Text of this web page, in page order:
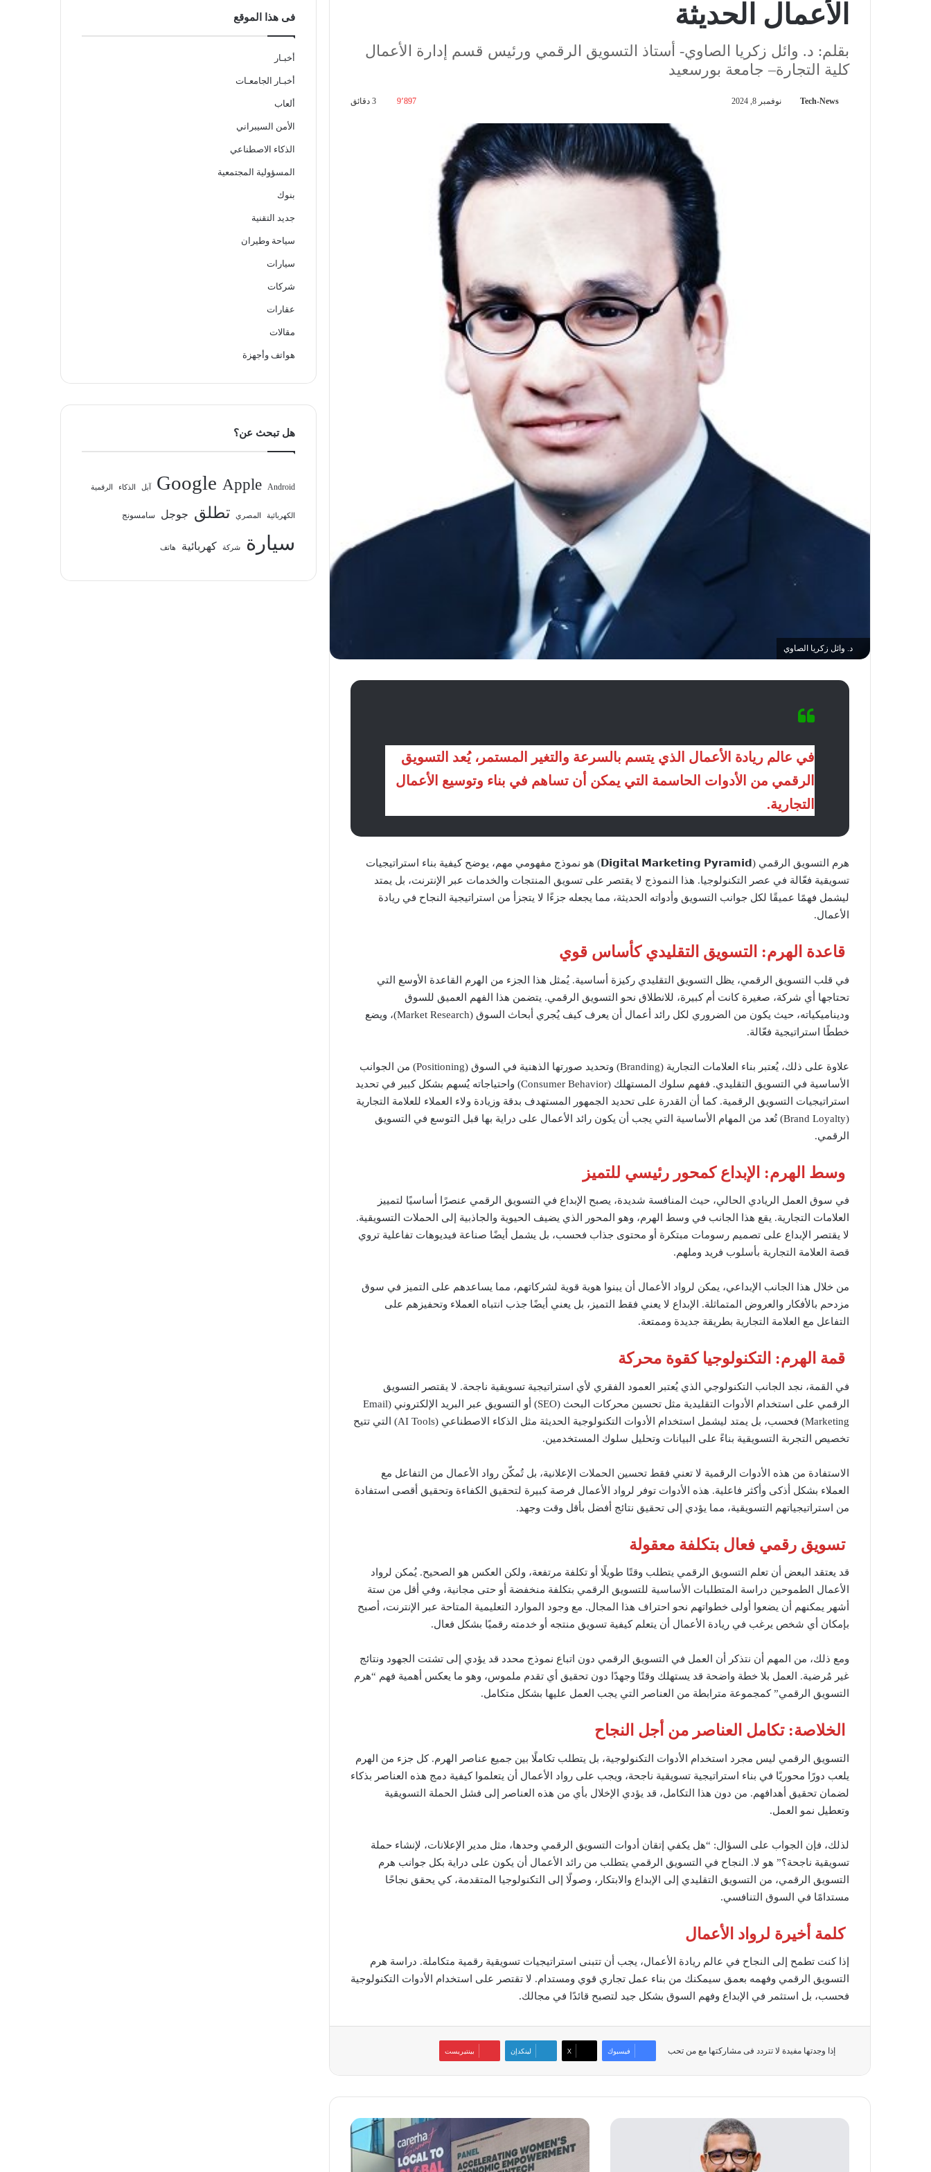
الأعمال الحديثة
بقلم: د. وائل زكريا الصاوي- أستاذ التسويق الرقمي ورئيس قسم إدارة الأعمال
كلية التجارة– جامعة بورسعيد
Tech-News نوفمبر 8, 2024 9٬897
د. وائل زكريا الصاوي
في عالم ريادة الأعمال الذي يتسم بالسرعة والتغير المستمر، يُعد التسويق
الرقمي من الأدوات الحاسمة التي يمكن أن تساهم في بناء وتوسيع الأعمال
التجارية.
هرم التسويق الرقمي (𝗗𝗶𝗴𝗶𝘁𝗮𝗹 𝗠𝗮𝗿𝗸𝗲𝘁𝗶𝗻𝗴 𝗣𝘆𝗿𝗮𝗺𝗶𝗱) هو نموذج مفهومي مهم، يوضح كيفية بناء استراتيجيات
تسويقية فعّالة في عصر التكنولوجيا. هذا النموذج لا يقتصر على تسويق المنتجات والخدمات عبر الإنترنت، بل يمتد
ليشمل فهمًا عميقًا لكل جوانب التسويق وأدواته الحديثة، مما يجعله جزءًا لا يتجزأ من استراتيجية النجاح في ريادة
الأعمال.
قاعدة الهرم: التسويق التقليدي كأساس قوي
في قلب التسويق الرقمي، يظل التسويق التقليدي ركيزة أساسية. يُمثل هذا الجزء من الهرم القاعدة الأوسع التي
تحتاجها أي شركة، صغيرة كانت أم كبيرة، للانطلاق نحو التسويق الرقمي. يتضمن هذا الفهم العميق للسوق
وديناميكياته، حيث يكون من الضروري لكل رائد أعمال أن يعرف كيف يُجري أبحاث السوق (Market Research)، ويضع
خططًا استراتيجية فعّالة.
علاوة على ذلك، يُعتبر بناء العلامات التجارية (Branding) وتحديد صورتها الذهنية في السوق (Positioning) من الجوانب
الأساسية في التسويق التقليدي. ففهم سلوك المستهلك (Consumer Behavior) واحتياجاته يُسهم بشكل كبير في تحديد
استراتيجيات التسويق الرقمية. كما أن القدرة على تحديد الجمهور المستهدف بدقة وزيادة ولاء العملاء للعلامة التجارية
(Brand Loyalty) تُعد من المهام الأساسية التي يجب أن يكون رائد الأعمال على دراية بها قبل التوسع في التسويق
الرقمي.
وسط الهرم: الإبداع كمحور رئيسي للتميز
في سوق العمل الريادي الحالي، حيث المنافسة شديدة، يصبح الإبداع في التسويق الرقمي عنصرًا أساسيًا لتمييز
العلامات التجارية. يقع هذا الجانب في وسط الهرم، وهو المحور الذي يضيف الحيوية والجاذبية إلى الحملات التسويقية.
لا يقتصر الإبداع على تصميم رسومات مبتكرة أو محتوى جذاب فحسب، بل يشمل أيضًا صناعة فيديوهات تفاعلية تروي
قصة العلامة التجارية بأسلوب فريد وملهم.
من خلال هذا الجانب الإبداعي، يمكن لرواد الأعمال أن يبنوا هوية قوية لشركاتهم، مما يساعدهم على التميز في سوق
مزدحم بالأفكار والعروض المتماثلة. الإبداع لا يعني فقط التميز، بل يعني أيضًا جذب انتباه العملاء وتحفيزهم على
التفاعل مع العلامة التجارية بطريقة جديدة وممتعة.
قمة الهرم: التكنولوجيا كقوة محركة
في القمة، نجد الجانب التكنولوجي الذي يُعتبر العمود الفقري لأي استراتيجية تسويقية ناجحة. لا يقتصر التسويق
الرقمي على استخدام الأدوات التقليدية مثل تحسين محركات البحث (SEO) أو التسويق عبر البريد الإلكتروني (Email
Marketing) فحسب، بل يمتد ليشمل استخدام الأدوات التكنولوجية الحديثة مثل الذكاء الاصطناعي (AI Tools) التي تتيح
تخصيص التجربة التسويقية بناءً على البيانات وتحليل سلوك المستخدمين.
الاستفادة من هذه الأدوات الرقمية لا تعني فقط تحسين الحملات الإعلانية، بل تُمكّن رواد الأعمال من التفاعل مع
العملاء بشكل أذكى وأكثر فاعلية. هذه الأدوات توفر لرواد الأعمال فرصة كبيرة لتحقيق الكفاءة وتحقيق أقصى استفادة
من استراتيجياتهم التسويقية، مما يؤدي إلى تحقيق نتائج أفضل بأقل وقت وجهد.
تسويق رقمي فعال بتكلفة معقولة
قد يعتقد البعض أن تعلم التسويق الرقمي يتطلب وقتًا طويلًا أو تكلفة مرتفعة، ولكن العكس هو الصحيح. يُمكن لرواد
الأعمال الطموحين دراسة المتطلبات الأساسية للتسويق الرقمي بتكلفة منخفضة أو حتى مجانية، وفي أقل من ستة
أشهر يمكنهم أن يضعوا أولى خطواتهم نحو احتراف هذا المجال. مع وجود الموارد التعليمية المتاحة عبر الإنترنت، أصبح
بإمكان أي شخص يرغب في ريادة الأعمال أن يتعلم كيفية تسويق منتجه أو خدمته رقميًا بشكل فعال.
ومع ذلك، من المهم أن نتذكر أن العمل في التسويق الرقمي دون اتباع نموذج محدد قد يؤدي إلى تشتت الجهود ونتائج
غير مُرضية. العمل بلا خطة واضحة قد يستهلك وقتًا وجهدًا دون تحقيق أي تقدم ملموس، وهو ما يعكس أهمية فهم “هرم
التسويق الرقمي” كمجموعة مترابطة من العناصر التي يجب العمل عليها بشكل متكامل.
الخلاصة: تكامل العناصر من أجل النجاح
التسويق الرقمي ليس مجرد استخدام الأدوات التكنولوجية، بل يتطلب تكاملًا بين جميع عناصر الهرم. كل جزء من الهرم
يلعب دورًا محوريًا في بناء استراتيجية تسويقية ناجحة، ويجب على رواد الأعمال أن يتعلموا كيفية دمج هذه العناصر بذكاء
لضمان تحقيق أهدافهم. من دون هذا التكامل، قد يؤدي الإخلال بأي من هذه العناصر إلى فشل الحملة التسويقية
وتعطيل نمو العمل.
لذلك، فإن الجواب على السؤال: “هل يكفي إتقان أدوات التسويق الرقمي وحدها، مثل مدير الإعلانات، لإنشاء حملة
تسويقية ناجحة؟” هو لا. النجاح في التسويق الرقمي يتطلب من رائد الأعمال أن يكون على دراية بكل جوانب هرم
التسويق الرقمي، من التسويق التقليدي إلى الإبداع والابتكار، وصولًا إلى التكنولوجيا المتقدمة، كي يحقق نجاحًا
مستدامًا في السوق التنافسي.
كلمة أخيرة لرواد الأعمال
إذا كنت تطمح إلى النجاح في عالم ريادة الأعمال، يجب أن تتبنى استراتيجيات تسويقية رقمية متكاملة. دراسة هرم
التسويق الرقمي وفهمه بعمق سيمكنك من بناء عمل تجاري قوي ومستدام. لا تقتصر على استخدام الأدوات التكنولوجية
فحسب، بل استثمر في الإبداع وفهم السوق بشكل جيد لتصبح قائدًا في مجالك.
إذا وجدتها مفيدة لا تتردد فى مشاركتها مع من تحب فيسبوك ‫X لينكدإن بينتيريست
باي
خبراء
الاقتصاد
الرقمي
فى هذا الموقع
أخبـار
أخبـار الجامعـات
ألعاب
الأمن السيبراني
الذكاء الاصطناعي
المسؤولية المجتمعية
بنوك
جديد التقنية
سياحة وطيران
سيارات
شركات
عقارات
مقالات
هواتف وأجهزة
هل تبحث عن؟
Android
Apple
Google آبل الذكاء الرقمية
الكهربائية المصري تطلق جوجل سامسونج
سيارة شركة كهربائية هاتف